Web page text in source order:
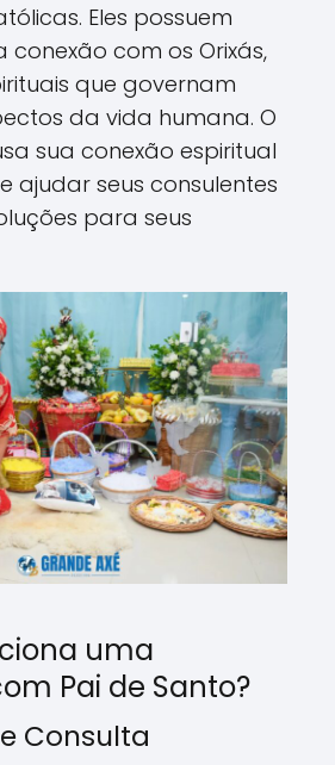
Eles possuem
com os Orixás,
que governam
da vida humana. O
sua conexão espiritual
ajudar seus consulentes
para seus
uma
Pai de Santo?
Consulta